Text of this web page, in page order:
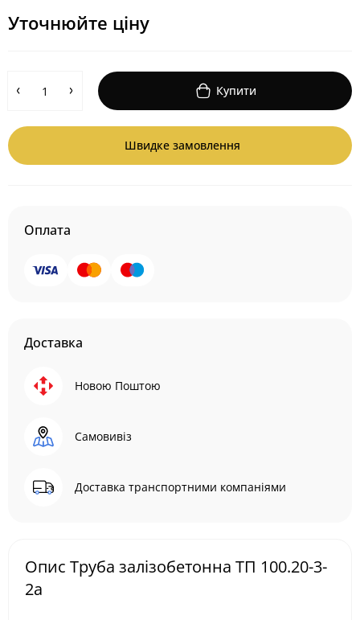
Уточнюйте ціну
Купити
Швидке замовлення
Оплата
Доставка
Новою Поштою
Самовивіз
Доставка транспортними компаніями
Опис Труба залізобетонна ТП 100.20-3-
2а